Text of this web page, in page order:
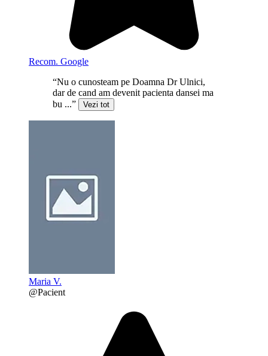
Recom. Google
“Nu o cunosteam pe Doamna Dr Ulnici,
dar de cand am devenit pacienta dansei ma
bu ...”
Vezi tot
Maria V.
@Pacient